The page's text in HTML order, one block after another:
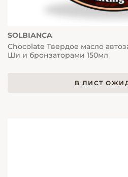
SOLBIANCA
Chocolate Твердое масло
Ши и бронзаторами 150мл
В ЛИСТ